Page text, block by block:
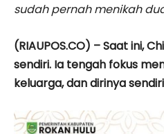
sudah pernah menikah
(RIAUPOS.CO) – Saat ini,
sendiri. Ia tengah fokus
keluarga, dan dirinya